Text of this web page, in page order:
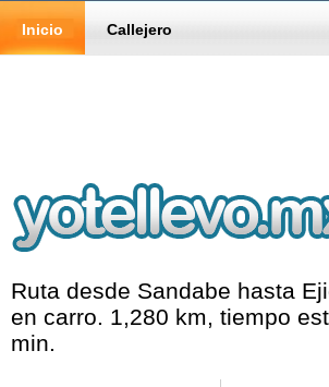
Inicio Callejero
Ruta desde Sandabe hasta
en carro. 1,280 km, tiempo
min.